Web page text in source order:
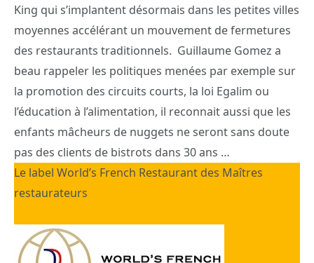
King qui s’implantent désormais dans les petites villes
moyennes accélérant un mouvement de fermetures
des restaurants traditionnels. Guillaume Gomez a
beau rappeler les politiques menées par exemple sur
la promotion des circuits courts, la loi Egalim ou
l’éducation à l’alimentation, il reconnait aussi que les
enfants mâcheurs de nuggets ne seront sans doute
pas des clients de bistrots dans 30 ans …
Le label World’s French Restaurant des Maîtres
restaurateurs